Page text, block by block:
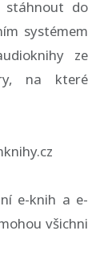
do
systémem
ze
na které
e-knih a e-
všichni